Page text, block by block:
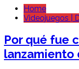
Home
Videojuegos |
Por qué fue
lanzamiento